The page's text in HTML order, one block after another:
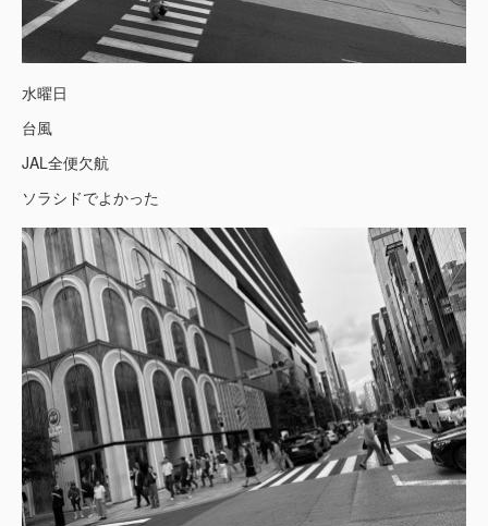
水曜日
台風
JAL全便欠航
ソラシドでよかった